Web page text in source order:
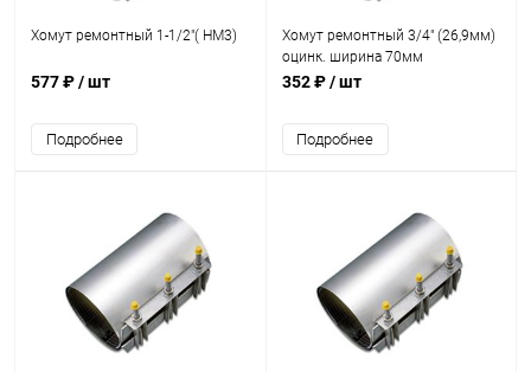
Хомут ремонтный 1-1/2"( НМ3)
577 ₽/ шт
Подробнее
Хомут ремонтный 3/4" (26,9мм)
оцинк. ширина 70мм
352 ₽/ шт
Подробнее